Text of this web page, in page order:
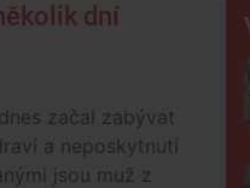
dní
začal zabývat
a neposkytnutí
jsou muž z